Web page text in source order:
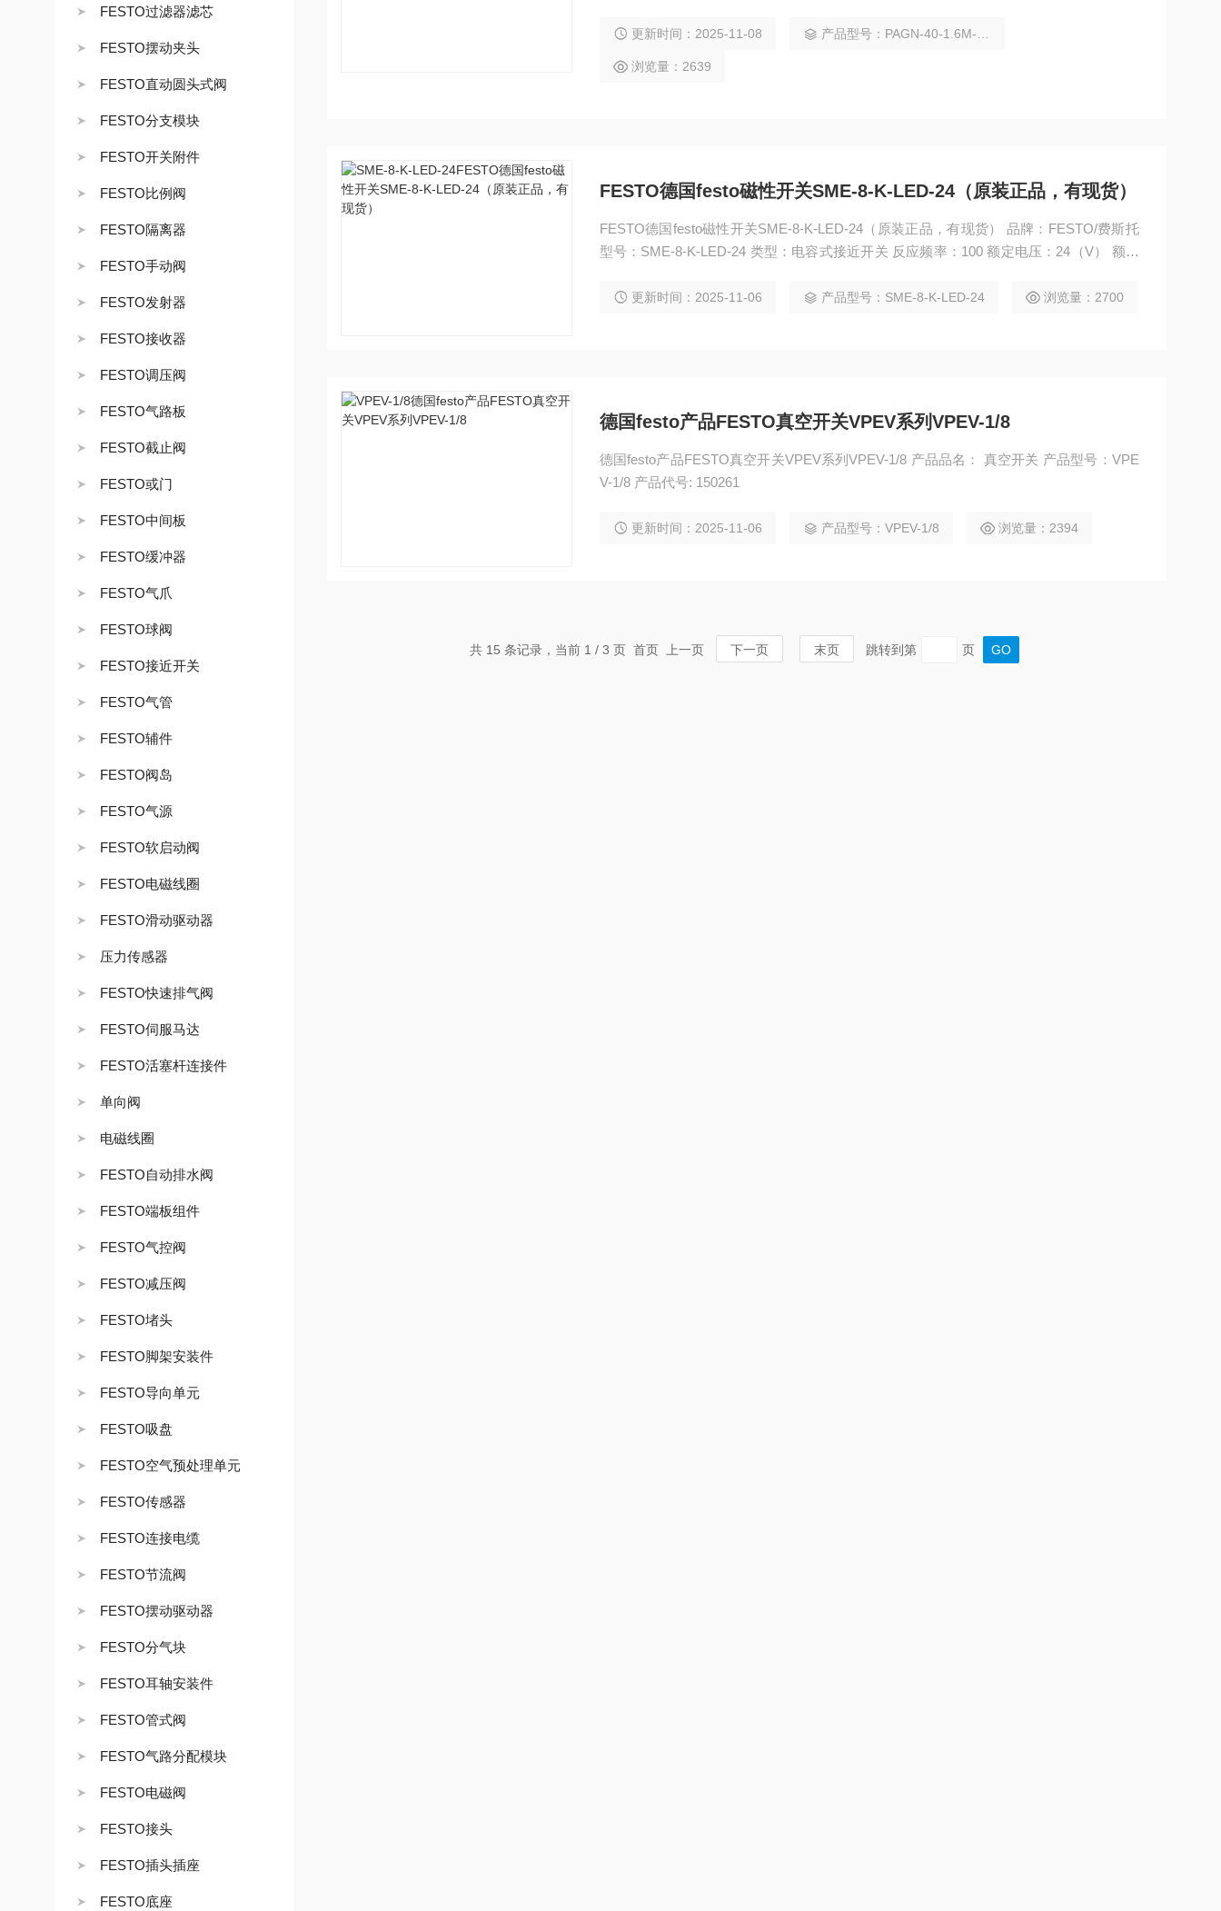
FESTO过滤器滤芯
FESTO摆动夹头
FESTO直动圆头式阀
FESTO分支模块
FESTO开关附件
FESTO比例阀
FESTO隔离器
FESTO手动阀
FESTO发射器
FESTO接收器
FESTO调压阀
FESTO气路板
FESTO截止阀
FESTO或门
FESTO中间板
FESTO缓冲器
FESTO气爪
FESTO球阀
FESTO接近开关
FESTO气管
FESTO辅件
FESTO阀岛
FESTO气源
FESTO软启动阀
FESTO电磁线圈
FESTO滑动驱动器
压力传感器
FESTO快速排气阀
FESTO伺服马达
FESTO活塞杆连接件
单向阀
电磁线圈
FESTO自动排水阀
FESTO端板组件
FESTO气控阀
FESTO减压阀
FESTO堵头
FESTO脚架安装件
FESTO导向单元
FESTO吸盘
FESTO空气预处理单元
FESTO传感器
FESTO连接电缆
FESTO节流阀
FESTO摆动驱动器
FESTO分气块
FESTO耳轴安装件
FESTO管式阀
FESTO气路分配模块
FESTO电磁阀
FESTO接头
FESTO插头插座
FESTO底座
更新时间：2025-11-08 产品型号：PAGN-40-1.6M-G14
浏览量：2639
FESTO德国festo磁性开关SME-8-K-LED-24（原装正品，有现货）
FESTO德国festo磁性开关SME-8-K-LED-24（原装正品，有现货） 品牌：FESTO/费斯托
型号：SME-8-K-LED-24 类型：电容式接近开关 反应频率：100 额定电压：24（V） 额定
更新时间：2025-11-06 产品型号：SME-8-K-LED-24 浏览量：2700
德国festo产品FESTO真空开关VPEV系列VPEV-1/8
德国festo产品FESTO真空开关VPEV系列VPEV-1/8 产品品名： 真空开关 产品型号：VPE
V-1/8 产品代号: 150261
更新时间：2025-11-06 产品型号：VPEV-1/8 浏览量：2394
共 15 条记录，当前 1 / 3 页 首页 上一页 下一页 末页 跳转到第 页